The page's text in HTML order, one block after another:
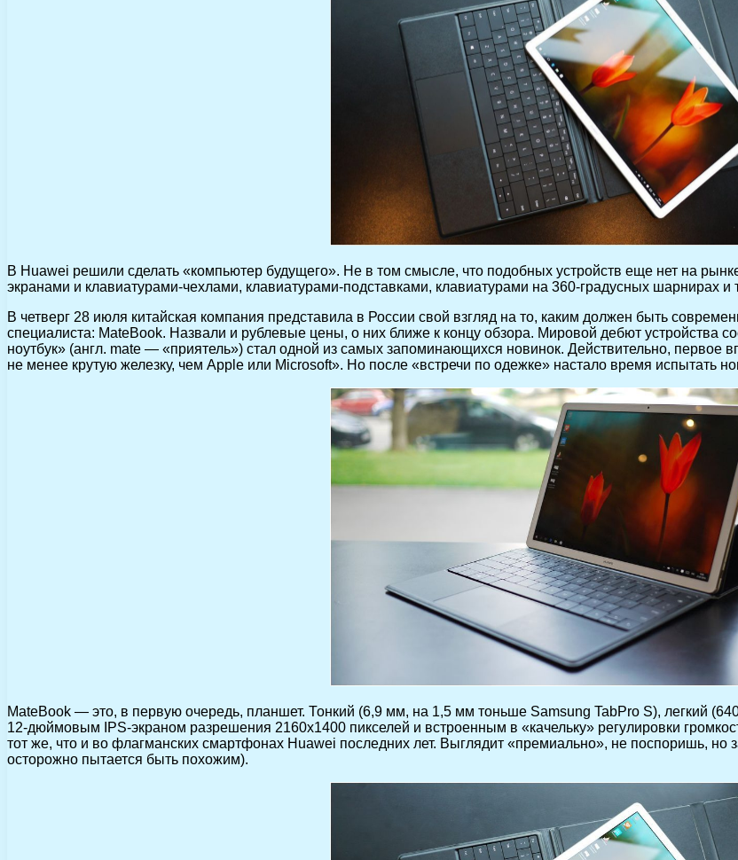
В Huawei решили сделать «компьютер будущего». Не в том смысле, что подобных устройств еще нет на
экранами и клавиатурами-чехлами, клавиатурами-подставками, клавиатурами на 360-градусных шарнирах и
В четверг 28 июля китайская компания представила в России свой взгляд на то, каким должен быть
специалиста: MateBook. Назвали и рублевые цены, о них ближе к концу обзора. Мировой дебют устройства
ноутбук» (англ. mate — «приятель») стал одной из самых запоминающихся новинок. Действительно, первое
не менее крутую железку, чем Apple или Microsoft». Но после «встречи по одежке» настало время испытать
MateBook — это, в первую очередь, планшет. Тонкий (6,9 мм, на 1,5 мм тоньше Samsung TabPro S), легкий
12-дюймовым IPS-экраном разрешения 2160х1400 пикселей и встроенным в «качельку» регулировки
тот же, что и во флагманских смартфонах Huawei последних лет. Выглядит «премиально», не поспоришь, но
осторожно пытается быть похожим).